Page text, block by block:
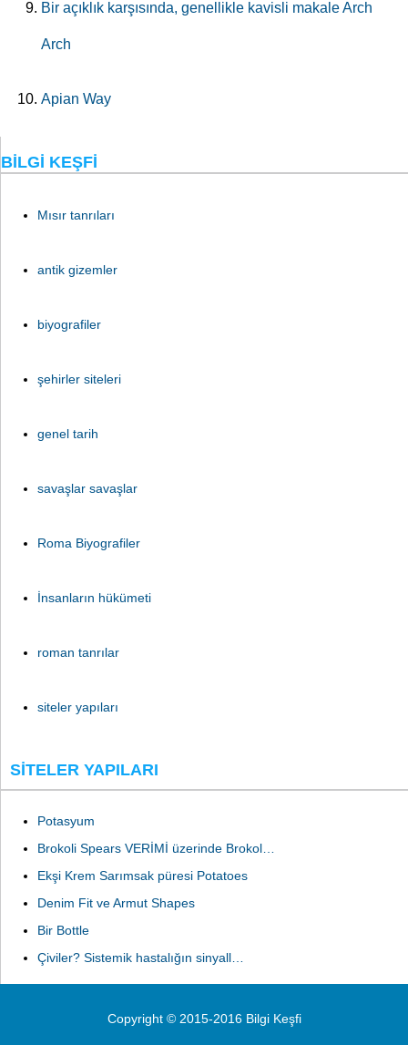
Bir açıklık karşısında, genellikle kavisli makale Arch
Arch
Apian Way
BILGI KEŞFI
Mısır tanrıları
antik gizemler
biyografiler
şehirler siteleri
genel tarih
savaşlar savaşlar
Roma Biyografiler
İnsanların hükümeti
roman tanrılar
siteler yapıları
SITELER YAPILARI
Potasyum
Brokoli Spears VERİMİ üzerinde Brokol…
Ekşi Krem Sarımsak püresi Potatoes
Denim Fit ve Armut Shapes
Bir Bottle
Çiviler? Sistemik hastalığın sinyall…
Copyright © 2015-2016 Bilgi Keşfi